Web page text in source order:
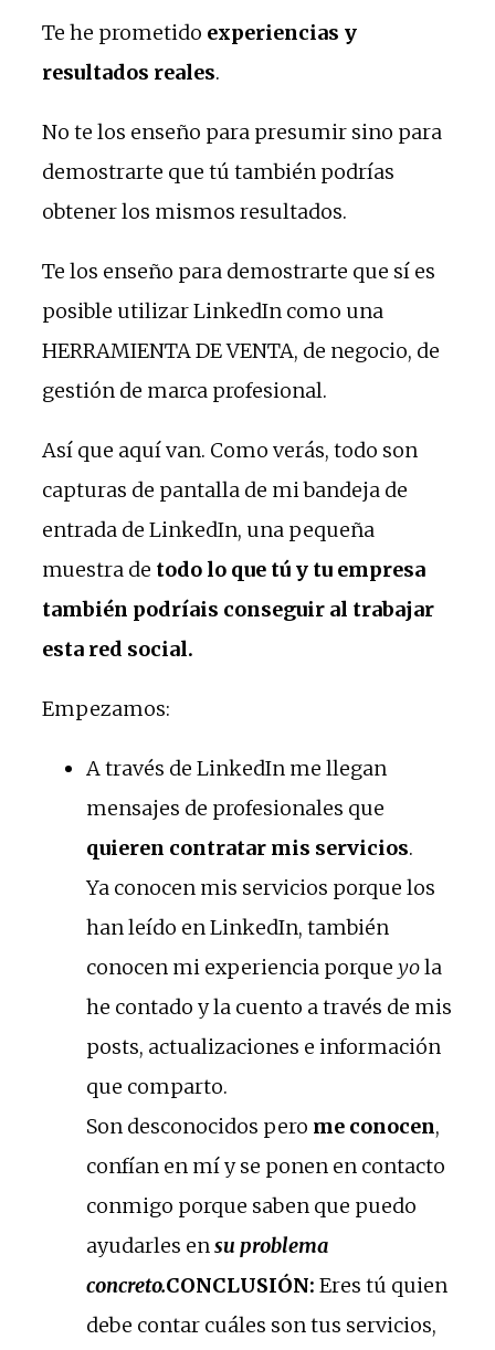
Te he prometido experiencias y
resultados reales.
No te los enseño para presumir sino para
demostrarte que tú también podrías
obtener los mismos resultados.
Te los enseño para demostrarte que sí es
posible utilizar LinkedIn como una
HERRAMIENTA DE VENTA, de negocio, de
gestión de marca profesional.
Así que aquí van. Como verás, todo son
capturas de pantalla de mi bandeja de
entrada de LinkedIn, una pequeña
muestra de todo lo que tú y tu empresa
también podríais conseguir al trabajar
esta red social.
Empezamos:
A través de LinkedIn me llegan
mensajes de profesionales que
quieren contratar mis servicios.
Ya conocen mis servicios porque los
han leído en LinkedIn, también
conocen mi experiencia porque yola
he contado y la cuento a través de mis
posts, actualizaciones e información
que comparto.
Son desconocidos pero me conocen,
confían en mí y se ponen en contacto
conmigo porque saben que puedo
ayudarles ensu problema
concreto.CONCLUSIÓN: Eres tú quien
debe contar cuáles son tus servicios,